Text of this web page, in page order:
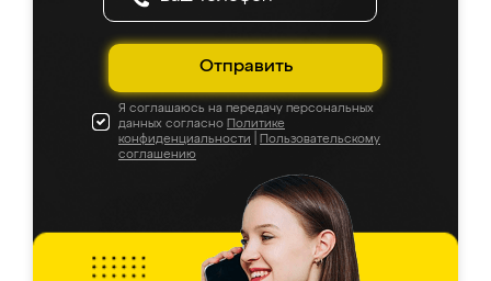
Отправить
Я соглашаюсь на передачу персональных
данных согласно Политике
конфиденциальности
Пользовательскому
соглашению